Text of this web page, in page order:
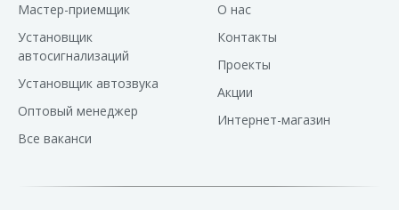
Мастер-приемщик
Установщик
автосигнализаций
Установщик автозвука
Оптовый менеджер
Все ваканси
О нас
Контакты
Проекты
Акции
Интернет-магазин